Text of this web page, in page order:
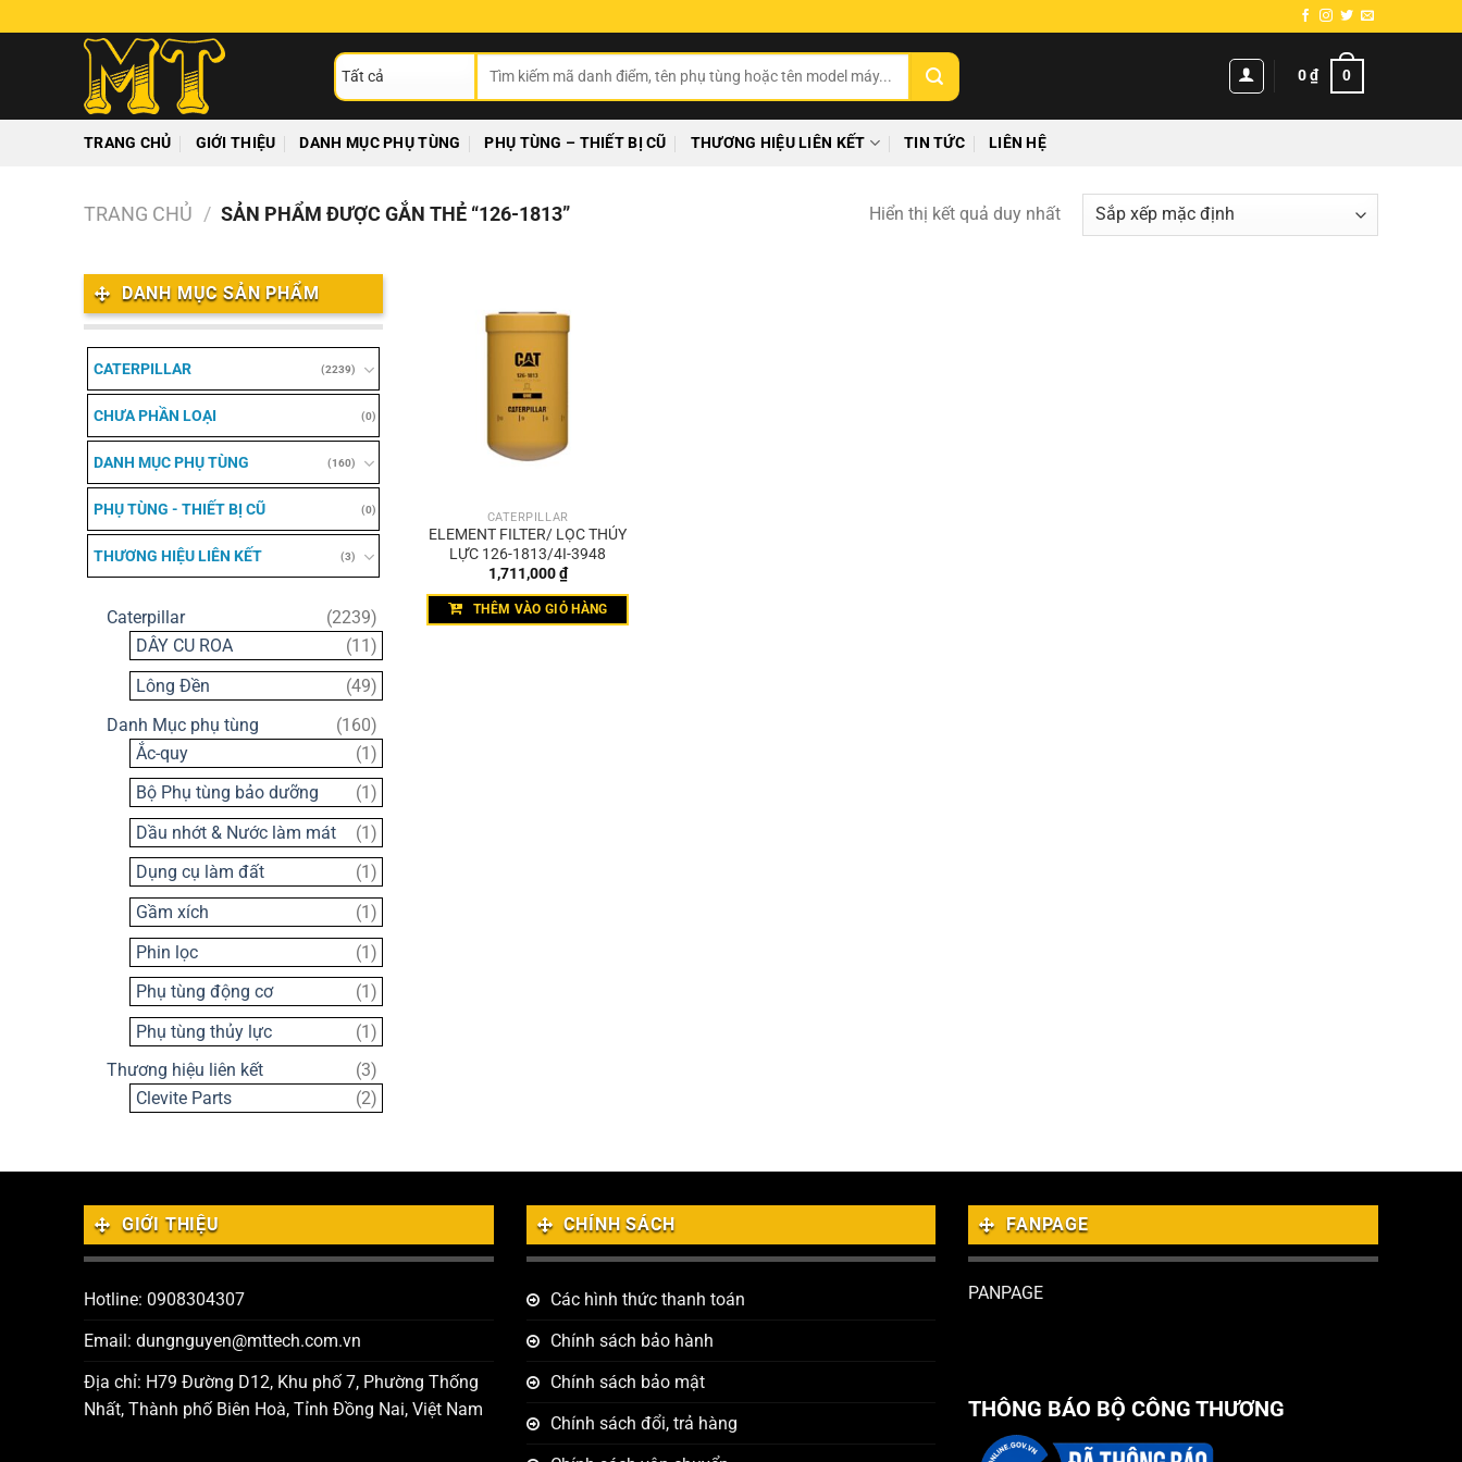
đến
kiếm:
0₫ 0
TRANG CHỦ GIỚI THIỆU DANH MỤC PHỤ TÙNG PHỤ TÙNG – THIẾT BỊ CŨ THƯƠNG HIỆU LIÊN KẾT TIN TỨC LIÊN HỆ
TRANG CHỦ / SẢN PHẨM ĐƯỢC GẮN THẺ “126-1813” Hiển thị kết quả duy nhất
DANH MỤC SẢN PHẨM
CATERPILLAR (2239)
CHƯA PHẦN LOẠI (0)
DANH MỤC PHỤ TÙNG (160)
PHỤ TÙNG - THIẾT BỊ CŨ (0)
THƯƠNG HIỆU LIÊN KẾT (3)
Caterpillar 22392239
sản
phẩm
DÂY CU ROA 11 11
sản
phẩm
Lông Đền 4949
sản
phẩm
Danh Mục phụ tùng 160160
sản
phẩm
Ắc-quy 11
sản
phẩm
Bộ Phụ tùng bảo dưỡng 1 1
sản
phẩm
Dầu nhớt & Nước làm mát 11
sản
phẩm
Dụng cụ làm đất 1 1
sản
phẩm
Gầm xích 11
sản
phẩm
Phin lọc 11
sản
phẩm
Phụ tùng động cơ 1 1
sản
phẩm
Phụ tùng thủy lực 11
sản
phẩm
Thương hiệu liên kết 33
sản
Clevite Parts 22
CATERPILLAR
ELEMENT FILTER/ LỌC THỦY
LỰC 126-1813/4I-3948
1,711,000₫
THÊM VÀO GIỎ HÀNG
GIỚI THIỆU
Hotline: 0908304307
Email: dungnguyen@mttech.com.vn
Địa chỉ: H79 Đường D12, Khu phố 7, Phường Thống
Nhất, Thành phố Biên Hoà, Tỉnh Đồng Nai, Việt Nam
CHÍNH SÁCH
Các hình thức thanh toán
Chính sách bảo hành
Chính sách bảo mật
Chính sách đổi, trả hàng
FANPAGE
PANPAGE
THÔNG BÁO BỘ CÔNG THƯƠNG